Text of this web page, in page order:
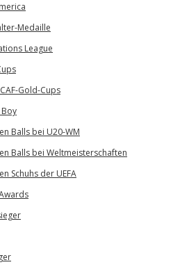
Medaille
League
Gold-Cups
Balls bei U20-WM
Balls bei Weltmeisterschaften
Schuhs der UEFA